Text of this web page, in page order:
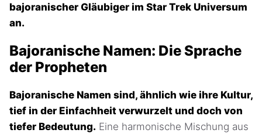
bajoranischer Gläubiger im Star Trek Universum
an.
Bajoranische Namen: Die Sprache
der Propheten
Bajoranische Namen sind, ähnlich wie ihre Kultur,
tief in der Einfachheit verwurzelt und doch von
tiefer Bedeutung. Eine harmonische Mischung aus